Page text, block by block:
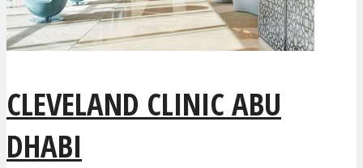
CLEVELAND CLINIC ABU
DHABI